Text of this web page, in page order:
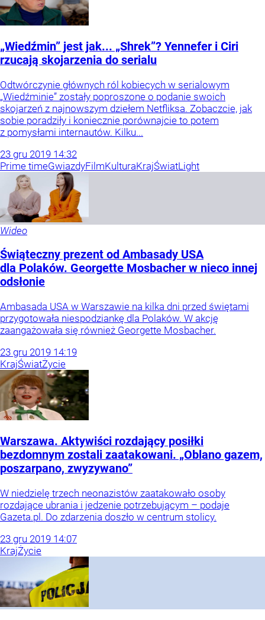
„Wiedźmin” jest jak... „Shrek”? Yennefer i Ciri
rzucają skojarzenia do serialu
Odtwórczynie głównych ról kobiecych w serialowym
„Wiedźminie” zostały poproszone o podanie swoich
skojarzeń z najnowszym dziełem Netfliksa. Zobaczcie, jak
sobie poradziły i koniecznie porównajcie to potem
z pomysłami internautów. Kilku...
23 gru 2019 14:32
Prime timeGwiazdyFilmKulturaKrajŚwiatLight
Wideo
Świąteczny prezent od Ambasady USA
dla Polaków. Georgette Mosbacher w nieco innej
odsłonie
Ambasada USA w Warszawie na kilka dni przed świętami
przygotowała niespodziankę dla Polaków. W akcję
zaangażowała się również Georgette Mosbacher.
23 gru 2019 14:19
KrajŚwiatŻycie
Warszawa. Aktywiści rozdający posiłki
bezdomnym zostali zaatakowani. „Oblano gazem,
poszarpano, zwyzywano”
W niedzielę trzech neonazistów zaatakowało osoby
rozdające ubrania i jedzenie potrzebującym – podaje
Gazeta.pl. Do zdarzenia doszło w centrum stolicy.
23 gru 2019 14:07
KrajŻycie